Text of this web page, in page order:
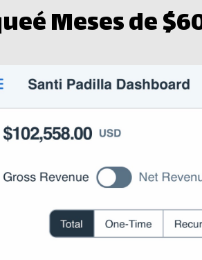
Meses de